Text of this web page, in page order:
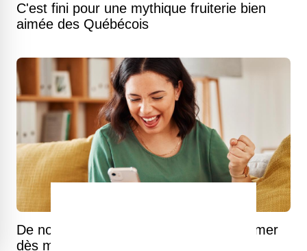
C'est fini pour une mythique fruiterie bien
aimée des Québécois
De nombreux Québécois peuvent réclamer
dès maintenant jusqu’à 100 $